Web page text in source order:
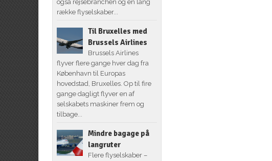
også rejsebranchen og en lang
række flyselskaber...
Til Bruxelles med
Brussels Airlines
Brussels Airlines
flyver flere gange hver dag fra
København til Europas
hovedstad, Bruxelles. Op til fire
gange dagligt flyver en af
selskabets maskiner frem og
tilbage...
Mindre bagage på
langruter
Flere flyselskaber –